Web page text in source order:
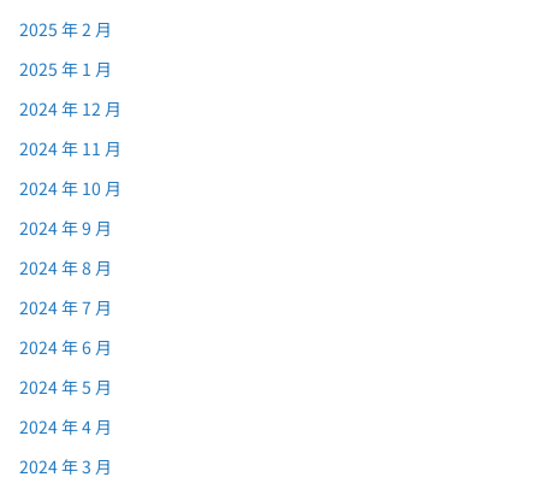
2025 年 2 月
2025 年 1 月
2024 年 12 月
2024 年 11 月
2024 年 10 月
2024 年 9 月
2024 年 8 月
2024 年 7 月
2024 年 6 月
2024 年 5 月
2024 年 4 月
2024 年 3 月